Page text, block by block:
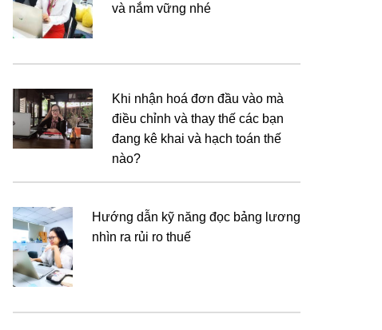
và nắm vững nhé
Khi nhận hoá đơn đầu vào mà
điều chỉnh và thay thế các bạn
đang kê khai và hạch toán thế
nào?
Hướng dẫn kỹ năng đọc bảng lương
nhìn ra rủi ro thuế